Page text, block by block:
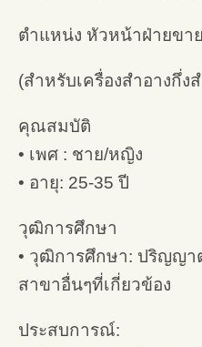
ตำแหน่ง หัวหน้าฝ่ายขา
(สำหรับเครื่องสำอางกึ่งส
คุณสมบัติ
• เพศ : ชาย/หญิง
• อายุ: 25-35 ปี
วุฒิการศึกษา
• วุฒิการศึกษา: ปริญญา
สาขาอื่นๆที่เกี่ยวข้อง
ประสบการณ์: